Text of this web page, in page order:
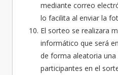
mediante correo
lo facilita al enviar la
El sorteo se realizara
informático que será
de forma aleatoria
participantes en el